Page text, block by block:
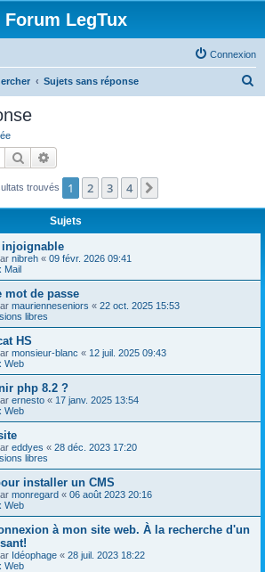
Forum LegTux
Connexion
Sujets sans réponse
c
Rechercher
trouvés 1 2 3 4
Sujets
nibreh « 09 févr. 2026 09:41
Mail
mot de passe
maurienneseniors « 22 oct. 2025 15:53
libres
HS
monsieur-blanc « 12 juil. 2025 09:43
Web
php 8.2 ?
ernesto « 17 janv. 2025 13:54
Web
eddyes « 28 déc. 2023 17:20
libres
installer un CMS
monregard « 06 août 2023 20:16
Web
à mon site web. À la recherche d'un
Idéophage « 28 juil. 2023 18:22
Web